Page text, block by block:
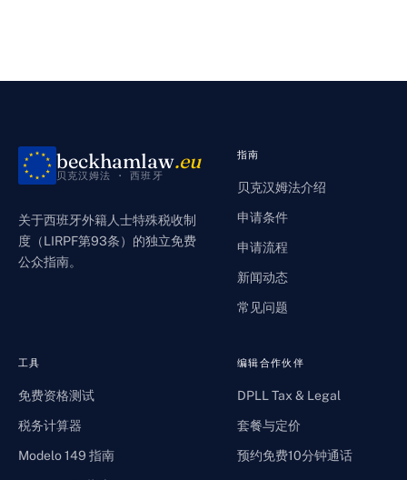
beckhamlaw.eu
贝克汉姆法 · 西班牙
关于西班牙外籍人士特殊税收制
度（LIRPF第93条）的独立免费
公众指南。
指南
贝克汉姆法介绍
申请条件
申请流程
新闻动态
常见问题
工具
免费资格测试
税务计算器
Modelo 149 指南
编辑合作伙伴
DPLL Tax & Legal
套餐与定价
预约免费10分钟通话